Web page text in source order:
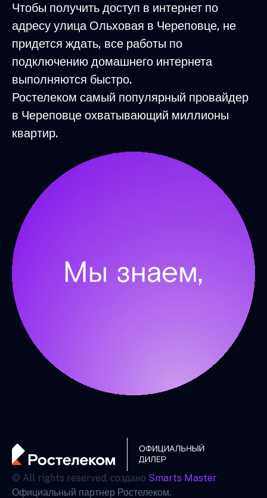
Чтобы получить доступ в интернет по
адресу улица Ольховая в Череповце, не
придется ждать, все работы по
подключению домашнего интернета
выполняются быстро.
Ростелеком самый популярный провайдер
в Череповце охватывающий миллионы
квартир.
© All rights reserved. создано Smarts Master
Официальный партнер Ростелеком.